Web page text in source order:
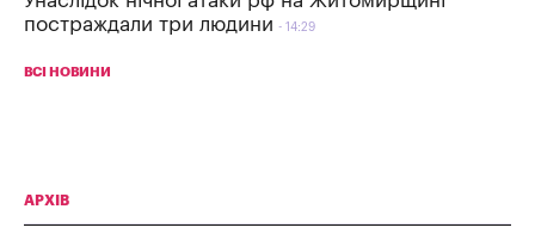
постраждали три людини
14:29
ВСІ НОВИНИ
АРХІВ